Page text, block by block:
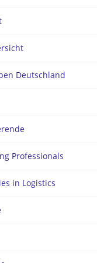
Deutschland
Professionals
in Logistics